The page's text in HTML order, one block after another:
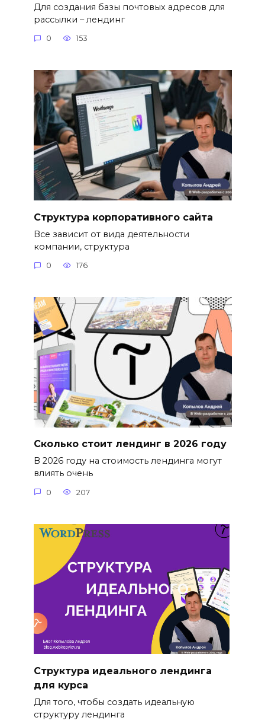
Для создания базы почтовых адресов для
рассылки – лендинг
0 153
Структура корпоративного сайта
Все зависит от вида деятельности
компании, структура
0 176
Сколько стоит лендинг в 2026 году
В 2026 году на стоимость лендинга могут
влиять очень
0 207
Структура идеального лендинга
для курса
Для того, чтобы создать идеальную
структуру лендинга